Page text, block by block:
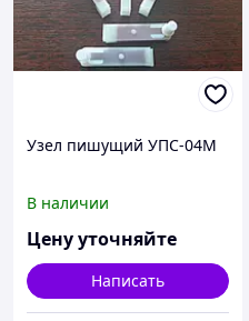
Узел пишущий УПС-04М
В наличии
Цену уточняйте
Написать